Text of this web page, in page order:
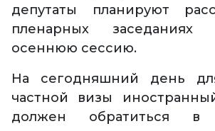
депутаты планируют
пленарных
осеннюю сессию.
На сегодняшний день
частной визы
должен обратиться в